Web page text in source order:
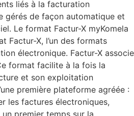
liés à la facturation
gérés de façon automatique et
Le format Factur-X myKomela
Factur-X, l’un des formats
électronique. Factur-X associe
format facilite à la fois la
et son exploitation
première plateforme agréée :
les factures électroniques,